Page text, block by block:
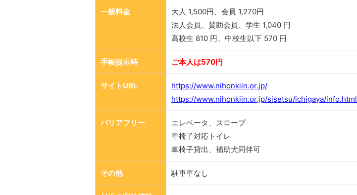
一般料金
大人 1,500円、会員 1,270円
法人会員、賛助会員、学生 1,040 円
高校生 810 円、中校生以下 570 円
手帳提示時 ご本人は570円
サイトURL
https://www.nihonkiin.or.jp/
https://www.nihonkiin.or.jp/sisetsu/ichigaya/info.html
バリアフリー
エレベータ、スロープ
車椅子対応トイレ
車椅子貸出、補助犬同伴可
その他 駐車車なし